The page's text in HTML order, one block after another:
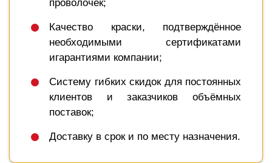
проволочек;
Качество краски, подтверждённое
необходимыми сертификатами
игарантиями компании;
Систему гибких скидок для постоянных
клиентов и заказчиков объёмных
поставок;
Доставку в срок и по месту назначения.